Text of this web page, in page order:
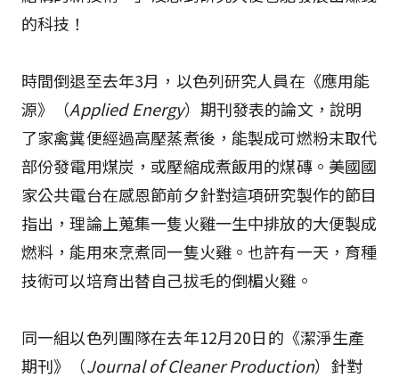
的科技！
時間倒退至去年3月，以色列研究人員在《應用能
源》（Applied Energy）期刊發表的論文，說明
了家禽糞便經過高壓蒸煮後，能製成可燃粉末取代
部份發電用煤炭，或壓縮成煮飯用的煤磚。美國國
家公共電台在感恩節前夕針對這項研究製作的節目
指出，理論上蒐集一隻火雞一生中排放的大便製成
燃料，能用來烹煮同一隻火雞。也許有一天，育種
技術可以培育出替自己拔毛的倒楣火雞。
同一組以色列團隊在去年12月20日的《潔淨生產
期刊》（Journal of Cleaner Production）針對